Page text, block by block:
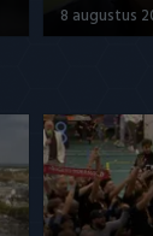
8 augustus